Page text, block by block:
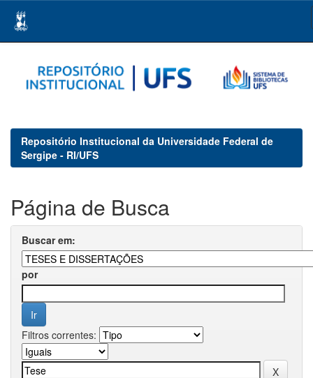
navigation
Repositório Institucional da Universidade Federal de
Sergipe - RI/UFS
Página de Busca
Buscar em:
por
Filtros correntes: